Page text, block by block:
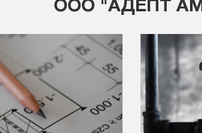
ООО "АДЕПТ